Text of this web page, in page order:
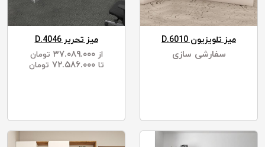
میز تلویزیون D.6010
سفارشی سازی
میز تحریر D.4046
از ۳۷.۰۸۹.۰۰۰
تومان
تا ۷۲.۵۸۶.۰۰۰ تومان